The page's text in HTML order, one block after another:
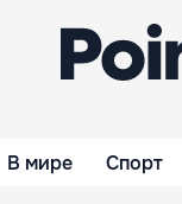
В мире Спорт